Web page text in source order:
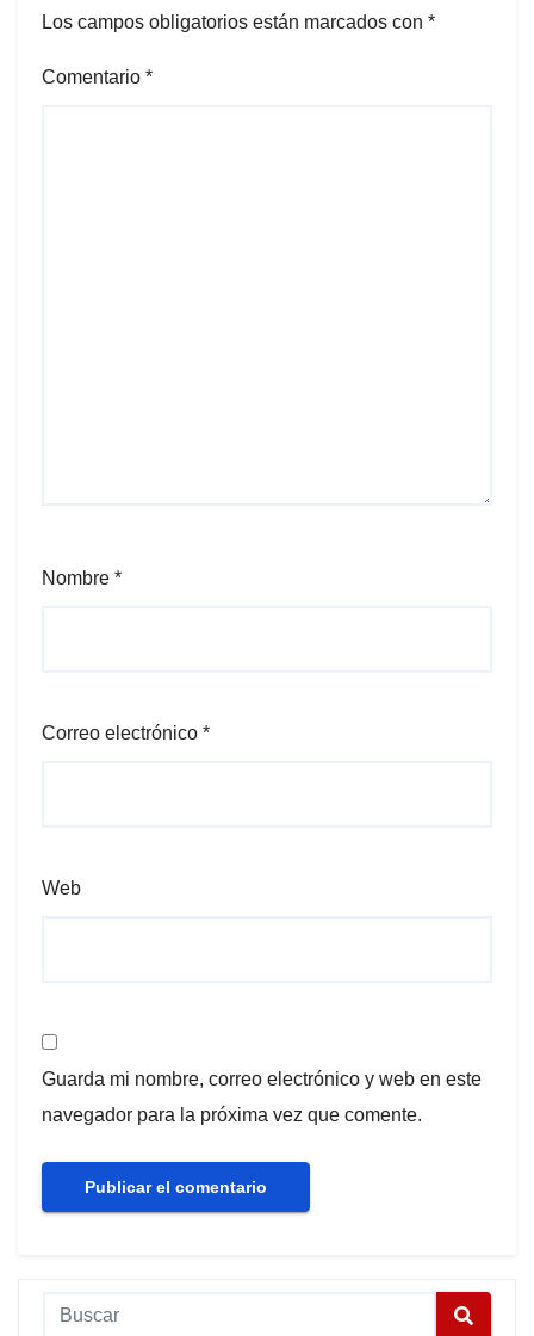
Los campos obligatorios están marcados con *
Comentario *
Nombre *
Correo electrónico *
Web
Guarda mi nombre, correo electrónico y web en este
navegador para la próxima vez que comente.